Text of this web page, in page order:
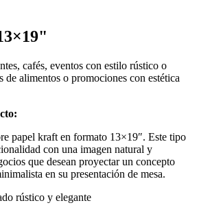
cafés, eventos con estilo rústico o
de alimentos o promociones con estética
papel kraft en formato 13×19″. Este tipo
con una imagen natural y
que desean proyectar un concepto
en su presentación de mesa.
rústico y elegante